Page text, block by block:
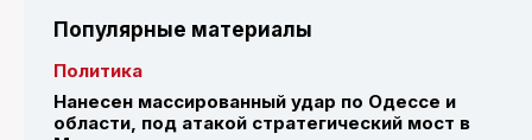
Популярные материалы
Политика
Нанесен массированный удар по Одессе и
области, под атакой стратегический мост в